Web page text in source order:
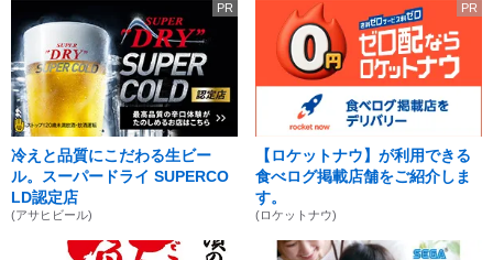
PR
冷えと品質にこだわる生ビー
ル。スーパードライ SUPERCO
LD認定店
(アサヒビール)
PR
【ロケットナウ】が利用できる
食べログ掲載店舗をご紹介しま
す。
(ロケットナウ)